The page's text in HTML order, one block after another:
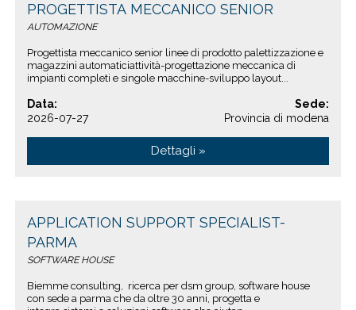
PROGETTISTA MECCANICO SENIOR
AUTOMAZIONE
Progettista meccanico senior linee di prodotto palettizzazione e
magazzini automaticiattività-progettazione meccanica di
impianti completi e singole macchine-sviluppo layout...
Data:
2026-07-27
Sede:
Provincia di modena
Dettagli »
APPLICATION SUPPORT SPECIALIST-
PARMA
SOFTWARE HOUSE
Biemme consulting, ricerca per dsm group, software house
con sede a parma che da oltre 30 anni, progetta e